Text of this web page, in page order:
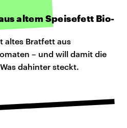
altem Speisefett Bio-
altes Bratfett aus
– und will damit die
dahinter steckt.